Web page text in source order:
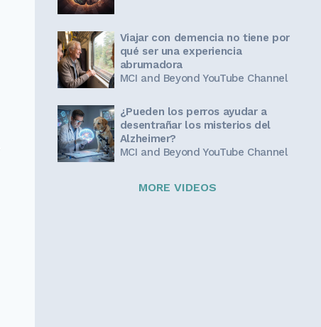
Viajar con demencia no tiene por
qué ser una experiencia
abrumadora
MCI and Beyond YouTube Channel
¿Pueden los perros ayudar a
desentrañar los misterios del
Alzheimer?
MCI and Beyond YouTube Channel
MORE VIDEOS